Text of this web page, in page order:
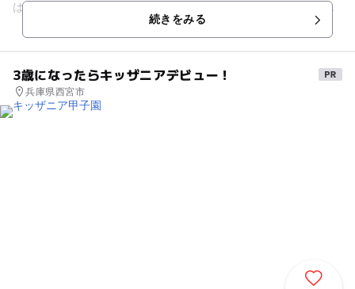
は、泡沫浴・寝湯・圧中浴・歩行浴といった設備がそろってい
続きをみる
3歳になったらキッザニアデビュー！
兵庫県西宮市